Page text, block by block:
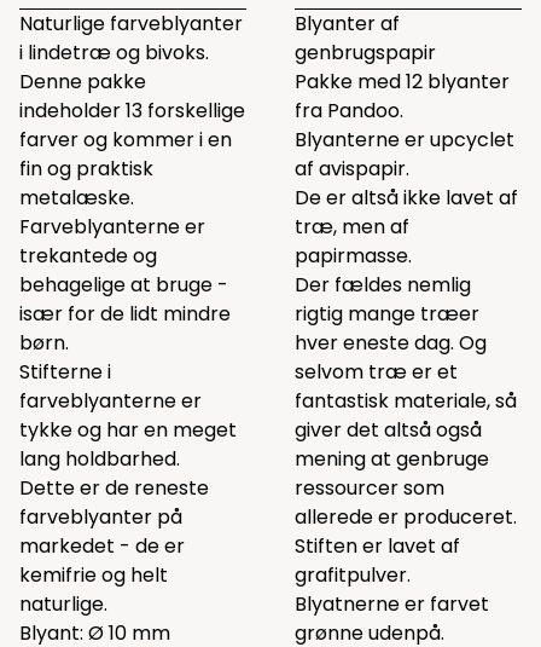
Naturlige farveblyanter
i lindetræ og bivoks.
Denne pakke
indeholder 13 forskellige
farver og kommer i en
fin og praktisk
metalæske.
Farveblyanterne er
trekantede og
behagelige at bruge -
især for de lidt mindre
børn.
Stifterne i
farveblyanterne er
tykke og har en meget
lang holdbarhed.
Dette er de reneste
farveblyanter på
markedet - de er
kemifrie og helt
naturlige.
Blyant: Ø 10 mm
Blyanter af
genbrugspapir
Pakke med 12 blyanter
fra Pandoo.
Blyanterne er upcyclet
af avispapir.
De er altså ikke lavet af
træ, men af
papirmasse.
Der fældes nemlig
rigtig mange træer
hver eneste dag. Og
selvom træ er et
fantastisk materiale, så
giver det altså også
mening at genbruge
ressourcer som
allerede er produceret.
Stiften er lavet af
grafitpulver.
Blyatnerne er farvet
grønne udenpå.